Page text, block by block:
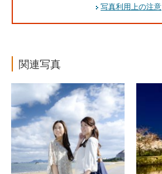
写真利用上の注意
関連写真